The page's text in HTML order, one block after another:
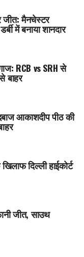
जीत: मैनचेस्टर
में बनाया शानदार
RCB vs SRH से
बाहर
आकाशदीप पीठ की
दिल्ली हाईकोर्ट
जीत, साउथ